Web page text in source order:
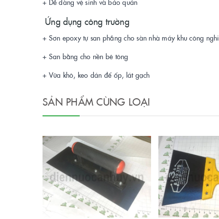
+ Dễ dàng vệ sinh và bảo quản
Ứng dụng công trường
+ Sơn epoxy tự san phẳng cho sàn nhà máy khu công
+ San bằng cho nền bê tông
+ Vữa khô, keo dán để ốp, lát gạch
SẢN PHẨM CÙNG LOẠI